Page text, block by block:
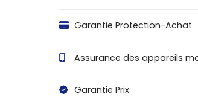
Garantie Protection-Achat
Assurance des appareils
Garantie Prix